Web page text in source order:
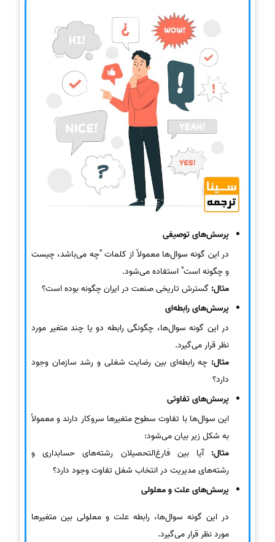
پرسش‌های توصیفی
در این گونه سوال‌ها معمولاً از کلمات "چه می‌باشد، چیست
و چگونه است" استفاده می‌شود.
مثال: گسترش تاریخی صنعت در ایران چگونه بوده است؟
پرسش‌های رابطه‌ای
در این گونه سوال‌ها، چگونگی رابطه دو یا چند متغیر مورد
نظر قرار می‌گیرد.
مثال: چه رابطه‌ای بین رضایت شغلی و رشد سازمان وجود
دارد؟
پرسش‌های تفاوتی
این سوال‌ها با تفاوت سطوح متغیرها سروکار دارند و معمولاً
به شکل زیر بیان می‌شود:
مثال: آیا بین فارغ‌التحصیلان رشته‌های حسابداری و
رشته‌های مدیریت در انتخاب شغل تفاوت وجود دارد؟
پرسش‌های علت و معلولی
در این گونه سوال‌ها، رابطه علت و معلولی بین متغیرها
مورد نظر قرار می‌گیرد.